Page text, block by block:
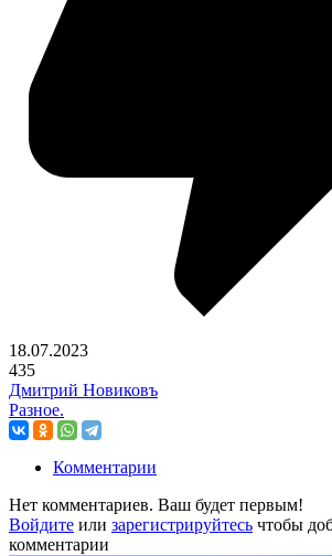
18.07.2023
435
Дмитрий Новиковъ
Разное.
Комментарии
Нет комментариев. Ваш будет первым!
Войдите или зарегистрируйтесь чтобы
комментарии